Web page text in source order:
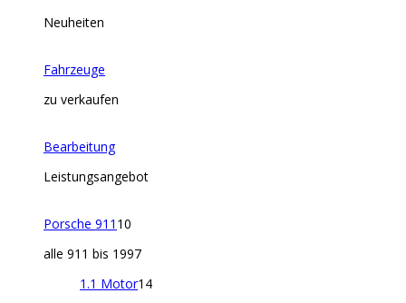
Neuheiten
Fahrzeuge
zu verkaufen
Bearbeitung
Leistungsangebot
Porsche 911 10
alle 911 bis 1997
1.1 Motor14